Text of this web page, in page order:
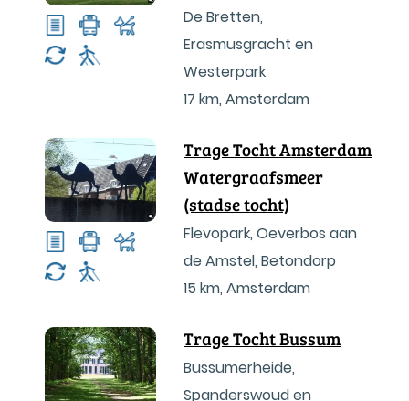
De Bretten,
Erasmusgracht en
Westerpark
17 km, Amsterdam
Trage Tocht Amsterdam
Watergraafsmeer
(stadse tocht)
Flevopark, Oeverbos aan
de Amstel, Betondorp
15 km, Amsterdam
Trage Tocht Bussum
Bussumerheide,
Spanderswoud en